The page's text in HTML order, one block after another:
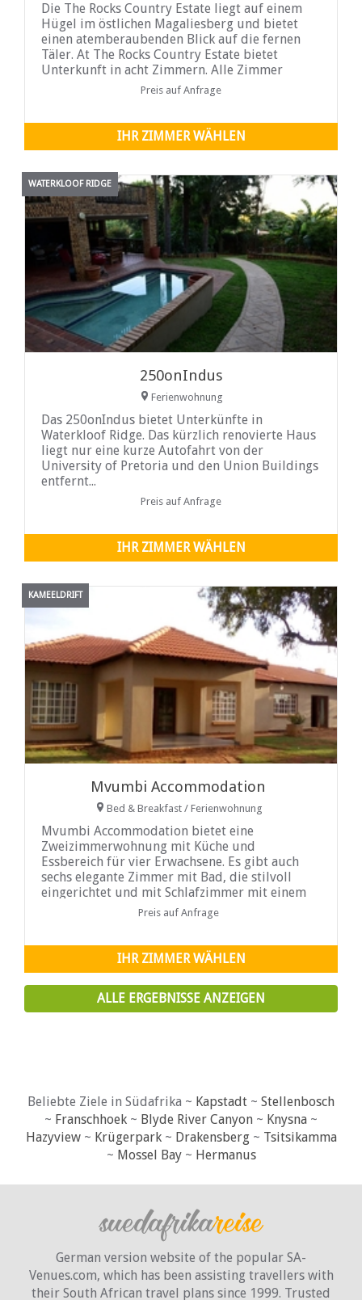
Die The Rocks Country Estate liegt auf einem
Hügel im östlichen Magaliesberg und bietet
einen atemberaubenden Blick auf die fernen
Täler. At The Rocks Country Estate bietet
Unterkunft in acht Zimmern. Alle Zimmer
haben ein eigenes Bad mit Dusche und
Badewanne oder beides. Alle Zimmer sind mit
Preis auf Anfrage
IHR ZIMMER WÄHLEN
WATERKLOOF RIDGE
250onIndus
Ferienwohnung
Das 250onIndus bietet Unterkünfte in
Waterkloof Ridge. Das kürzlich renovierte Haus
liegt nur eine kurze Autofahrt von der
University of Pretoria und den Union Buildings
entfernt...
Preis auf Anfrage
IHR ZIMMER WÄHLEN
KAMEELDRIFT
Mvumbi Accommodation
Bed & Breakfast / Ferienwohnung
Mvumbi Accommodation bietet eine
Zweizimmerwohnung mit Küche und
Essbereich für vier Erwachsene. Es gibt auch
sechs elegante Zimmer mit Bad, die stilvoll
eingerichtet und mit Schlafzimmer mit einem
Preis auf Anfrage
IHR ZIMMER WÄHLEN
ALLE ERGEBNISSE ANZEIGEN
Beliebte Ziele in Südafrika ~ Kapstadt ~ Stellenbosch
~ Franschhoek ~ Blyde River Canyon ~ Knysna ~
Hazyview~ Krügerpark~ Drakensberg~ Tsitsikamma
~ Mossel Bay~ Hermanus
German version website of the popular SA-
Venues.com, which has been assisting travellers with
their South African travel plans since 1999. Trusted